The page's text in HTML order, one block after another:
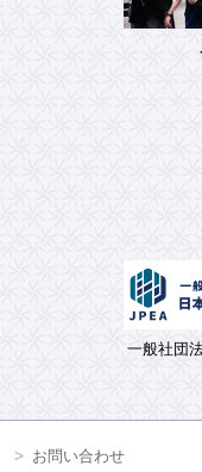
一般社団
お問い合わせ